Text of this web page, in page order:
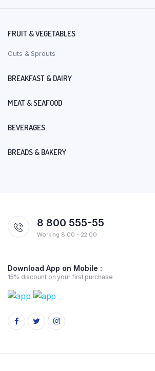
FRUIT & VEGETABLES
Cuts & Sprouts
BREAKFAST & DAIRY
MEAT & SEAFOOD
BEVERAGES
BREADS & BAKERY
8 800 555-55
Working 8:00 - 22:00
Download App on Mobile :
15% discount on your first purchase